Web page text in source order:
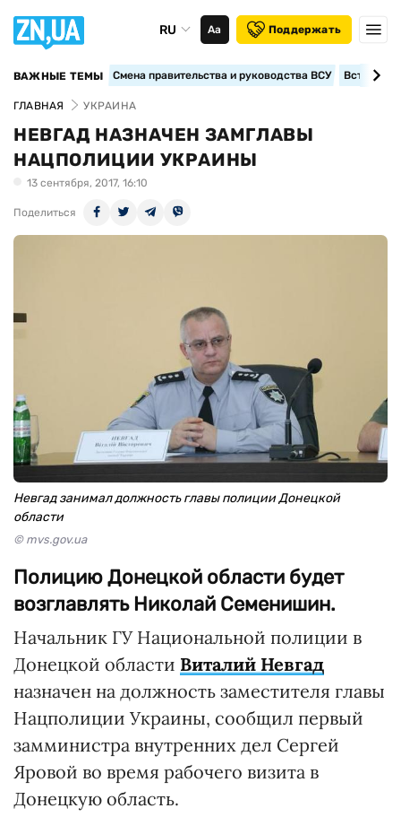
RU Аа Поддержать
ВАЖНЫЕ ТЕМЫ Смена правительства и руководства ВСУ
ГЛАВНАЯ УКРАИНА
НЕВГАД НАЗНАЧЕН ЗАМГЛАВЫ
НАЦПОЛИЦИИ УКРАИНЫ
13 сентября, 2017, 16:10
Поделиться
Невгад занимал должность главы полиции Донецкой
области
© mvs.gov.ua
Полицию Донецкой области будет
возглавлять Николай Семенишин.
Начальник ГУ Национальной полиции в
Донецкой области Виталий Невгад
назначен на должность заместителя главы
Нацполиции Украины, сообщил первый
замминистра внутренних дел Сергей
Яровой во время рабочего визита в
Донецкую область.